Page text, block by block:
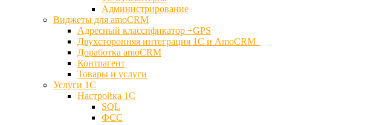
Администрирование
Виджеты для amoCRM
Адресный классификатор +GPS
Двухсторонняя интеграция 1С и AmoCRM
Доработка amoCRM
Контрагент
Товары и услуги
Услуги 1С
Настройка 1С
SQL
ФСС